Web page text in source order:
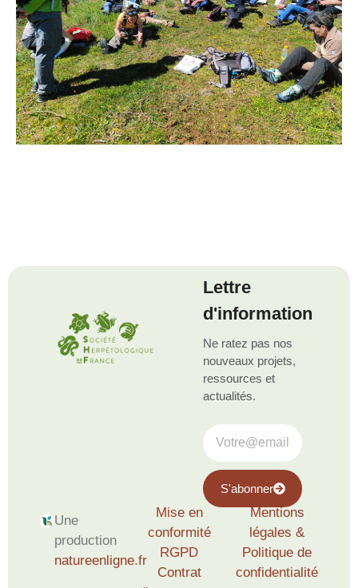
Lettre
d'information
Ne ratez pas nos
nouveaux projets,
ressources et
actualités.
S'abonner
Une
production
natureenligne.fr
Mise en
conformité
RGPD
Contrat
Mentions
légales &
Politique de
confidentialité